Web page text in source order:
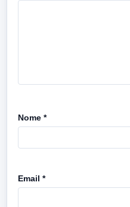
Nome *
Email *